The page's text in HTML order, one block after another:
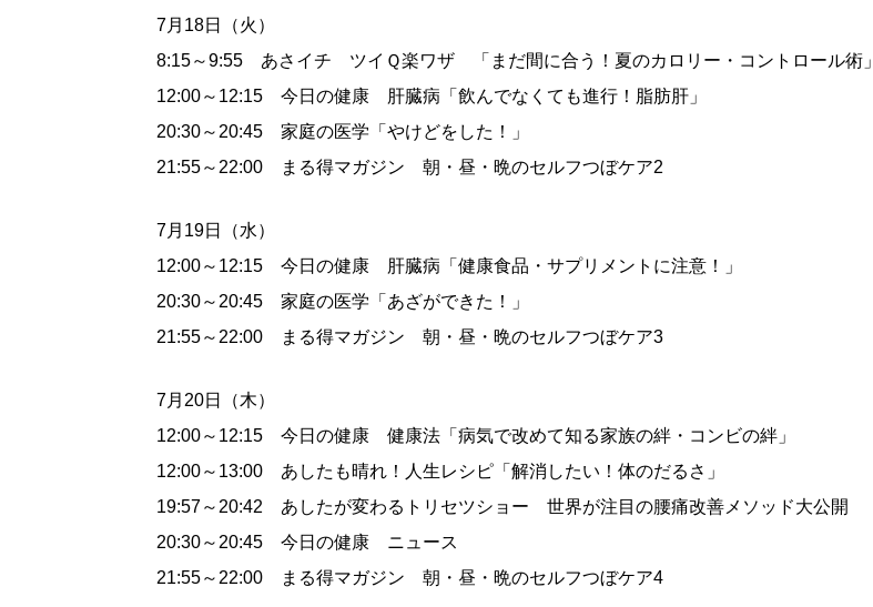
7月18日（火）
8:15～9:55 あさイチ ツイＱ楽ワザ 「まだ間に合う！夏のカロリー・コントロール術」
12:00～12:15 今日の健康 肝臓病「飲んでなくても進行！脂肪肝」
20:30～20:45 家庭の医学「やけどをした！」
21:55～22:00 まる得マガジン 朝・昼・晩のセルフつぼケア2
7月19日（水）
12:00～12:15 今日の健康 肝臓病「健康食品・サプリメントに注意！」
20:30～20:45 家庭の医学「あざができた！」
21:55～22:00 まる得マガジン 朝・昼・晩のセルフつぼケア3
7月20日（木）
12:00～12:15 今日の健康 健康法「病気で改めて知る家族の絆・コンビの絆」
12:00～13:00 あしたも晴れ！人生レシピ「解消したい！体のだるさ」
19:57～20:42 あしたが変わるトリセツショー 世界が注目の腰痛改善メソッド大公開
20:30～20:45 今日の健康 ニュース
21:55～22:00 まる得マガジン 朝・昼・晩のセルフつぼケア4